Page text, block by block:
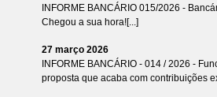
INFORME BANCÁRIO 015/2026 -
Chegou a sua hora![...]
27 março 2026
INFORME BANCÁRIO - 014 / 2026 -
proposta que acaba com contribuições